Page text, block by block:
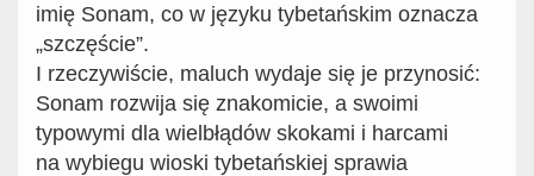
imię Sonam, co w języku tybetańskim oznacza
„szczęście”.
I rzeczywiście, maluch wydaje się je przynosić:
Sonam rozwija się znakomicie, a swoimi
typowymi dla wielbłądów skokami i harcami
na wybiegu wioski tybetańskiej sprawia